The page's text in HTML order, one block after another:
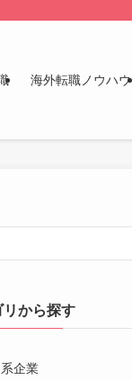
海外転職ノウハウ
リから探す
企業